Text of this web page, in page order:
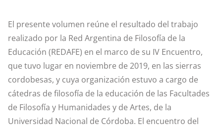
El presente volumen reúne el resultado del trabajo
realizado por la Red Argentina de Filosofía de la
Educación (REDAFE) en el marco de su IV Encuentro,
que tuvo lugar en noviembre de 2019, en las sierras
cordobesas, y cuya organización estuvo a cargo de
cátedras de filosofía de la educación de las Facultades
de Filosofía y Humanidades y de Artes, de la
Universidad Nacional de Córdoba. El encuentro del